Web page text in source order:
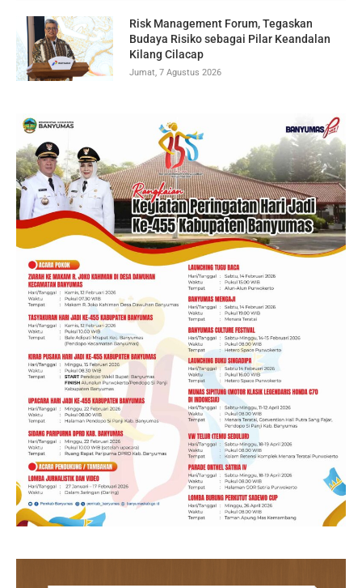
Risk Management Forum, Tegaskan
Budaya Risiko sebagai Pilar Keandalan
Kilang Cilacap
Jumat, 7 Agustus 2026